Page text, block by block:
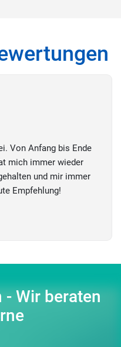
Von Anfang bis Ende
mich immer wieder
und mir immer
Empfehlung!
- Wir beraten